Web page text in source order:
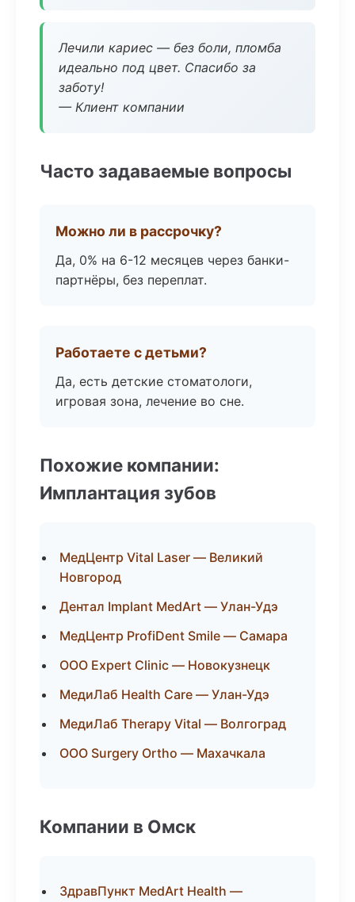
Лечили кариес — без боли, пломба
идеально под цвет. Спасибо за
заботу!
— Клиент компании
Часто задаваемые вопросы
Можно ли в рассрочку?
Да, 0% на 6-12 месяцев через банки-
партнёры, без переплат.
Работаете с детьми?
Да, есть детские стоматологи,
игровая зона, лечение во сне.
Похожие компании:
Имплантация зубов
МедЦентр Vital Laser — Великий
Новгород
Дентал Implant MedArt — Улан-Удэ
МедЦентр ProfiDent Smile — Самара
ООО Expert Clinic — Новокузнецк
МедиЛаб Health Care — Улан-Удэ
МедиЛаб Therapy Vital — Волгоград
ООО Surgery Ortho — Махачкала
Компании в Омск
ЗдравПункт MedArt Health —